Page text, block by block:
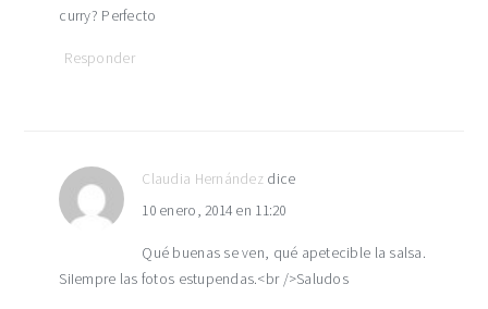
curry? Perfecto
Responder
Claudia Hernández dice
10 enero, 2014 en 11:20
Qué buenas se ven, qué apetecible la salsa.
SiIempre las fotos estupendas.<br />Saludos